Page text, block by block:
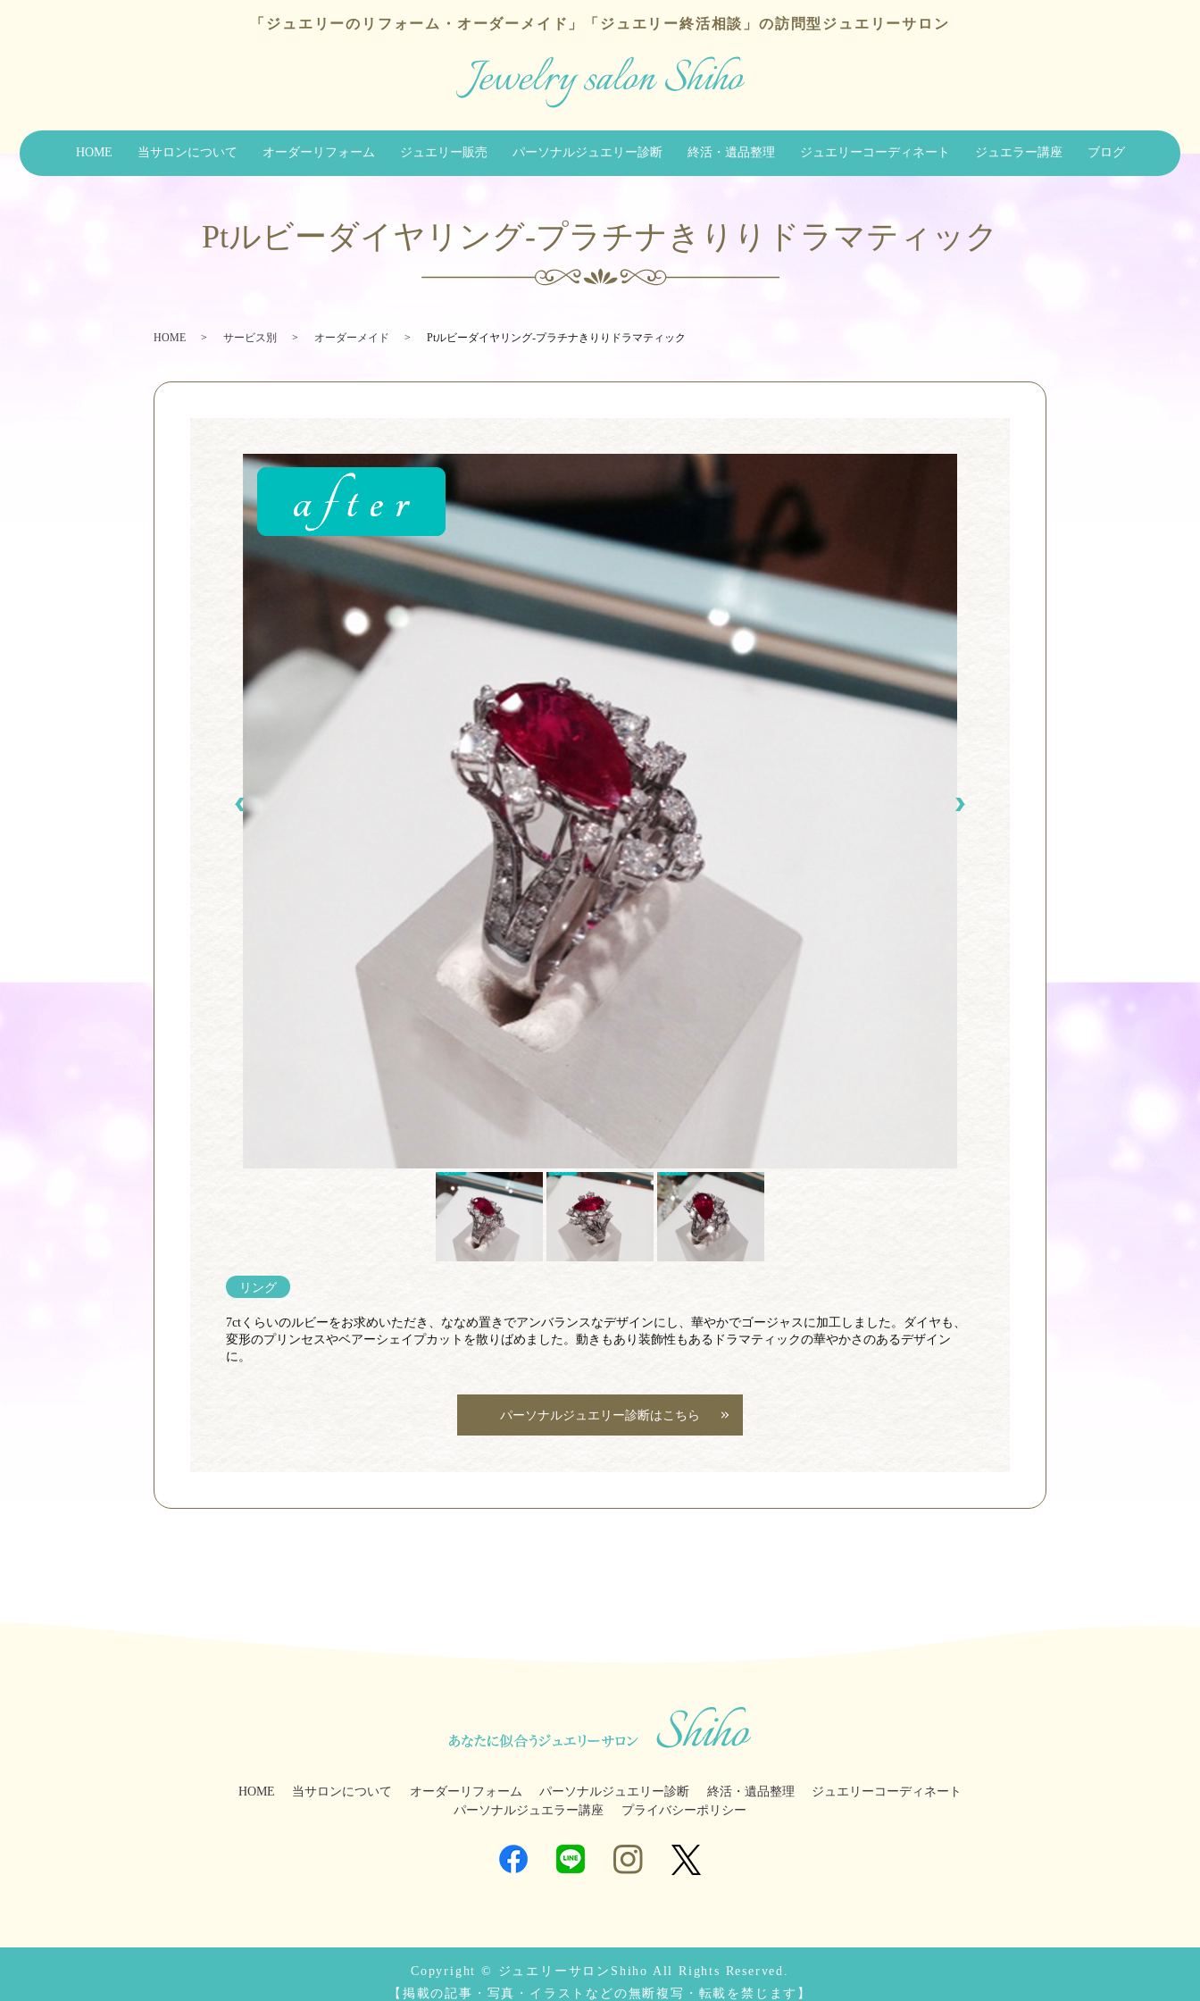
「ジュエリーのリフォーム・オーダーメイド」 「ジュエリー終活相談」の訪問型ジュエリーサロン
HOME 当サロンについて オーダーリフォーム ジュエリー販売 パーソナルジュエリー診断 終活・遺品整理 ジュエリーコーディネート ジュエラー講座 ブログ
Ptルビーダイヤリング-プラチナきりりドラマティック
HOME サービス別 オーダーメイド Ptルビーダイヤリング-プラチナきりりドラマティック
リング
7ctくらいのルビーをお求めいただき、ななめ置きでアンバランスなデザインにし、華やかでゴージャスに加工しました。ダイヤも、
変形のプリンセスやベアーシェイプカットを散りばめました。動きもあり装飾性もあるドラマティックの華やかさのあるデザイン
に。
パーソナルジュエリー診断はこちら
HOME 当サロンについて オーダーリフォーム パーソナルジュエリー診断 終活・遺品整理
ジュエリーコーディネート
パーソナルジュエラー講座
プライバシーポリシー
Copyright © ジュエリーサロンShiho All Rights Reserved.
【掲載の記事・写真・イラストなどの無断複写・転載を禁じます】